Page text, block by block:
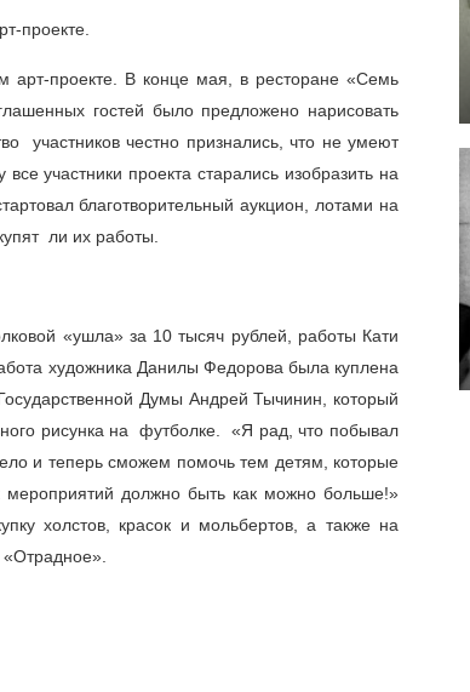
проекте.
арт-проекте. В конце мая, в ресторане «Семь
гостей было предложено нарисовать
участников честно признались, что не умеют
участники проекта старались изобразить на
благотворительный аукцион, лотами на
ли их работы.
«ушла» за 10 тысяч рублей, работы Кати
художника Данилы Федорова была куплена
Думы Андрей Тычинин, который
рисунка на футболке. «Я рад, что побывал
и теперь сможем помочь тем детям, которые
должно быть как можно больше!»
холстов, красок и мольбертов, а также на